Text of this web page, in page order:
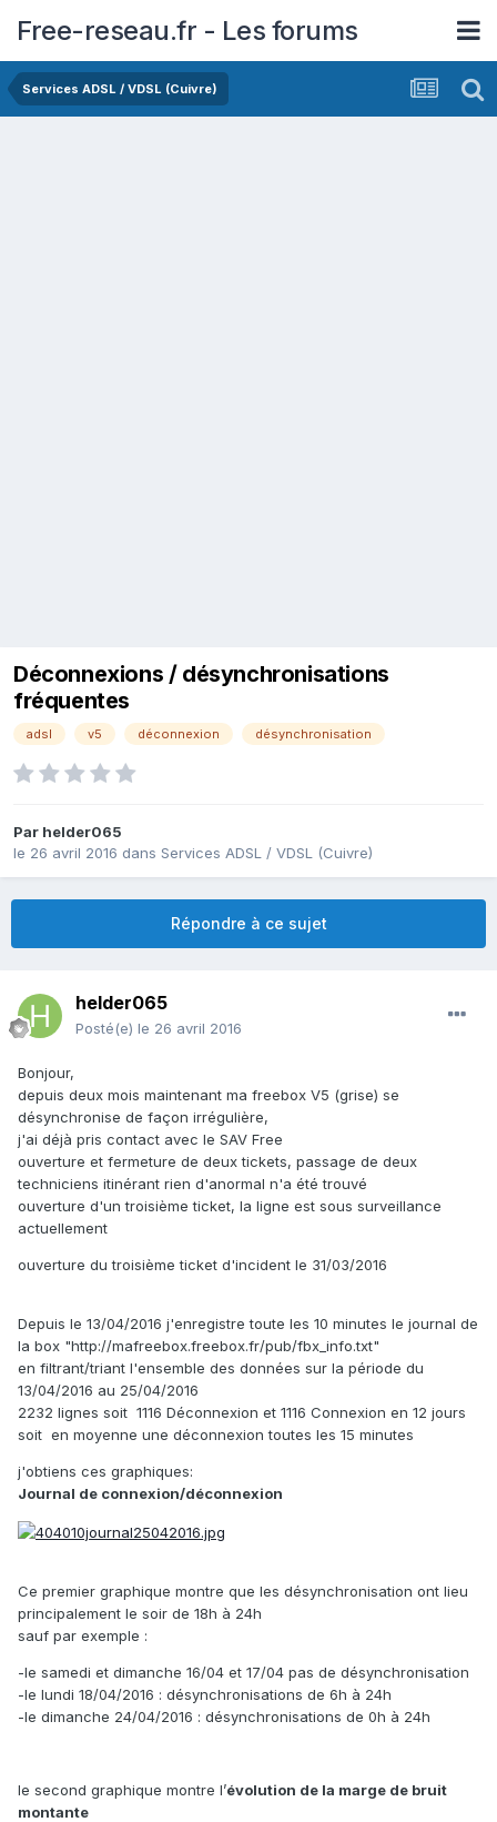
Free-reseau.fr - Les forums
Services ADSL / VDSL (Cuivre)
Déconnexions / désynchronisations
fréquentes
adsl v5 déconnexion désynchronisation
Par helder065
le 26 avril 2016 dans Services ADSL / VDSL (Cuivre)
Répondre à ce sujet
helder065
Posté(e) le 26 avril 2016
Bonjour,
depuis deux mois maintenant ma freebox V5 (grise) se
désynchronise de façon irrégulière,
j'ai déjà pris contact avec le SAV Free
ouverture et fermeture de deux tickets, passage de deux
techniciens itinérant rien d'anormal n'a été trouvé
ouverture d'un troisième ticket, la ligne est sous surveillance
actuellement
ouverture du troisième ticket d'incident le 31/03/2016
Depuis le 13/04/2016 j'enregistre toute les 10 minutes le journal de
la box "http://mafreebox.freebox.fr/pub/fbx_info.txt"
en filtrant/triant l'ensemble des données sur la période du
13/04/2016 au 25/04/2016
2232 lignes soit 1116 Déconnexion et 1116 Connexion en 12 jours
soit en moyenne une déconnexion toutes les 15 minutes
j'obtiens ces graphiques:
Journal de connexion/déconnexion
Ce premier graphique montre que les désynchronisation ont lieu
principalement le soir de 18h à 24h
sauf par exemple :
-le samedi et dimanche 16/04 et 17/04 pas de désynchronisation
-le lundi 18/04/2016 : désynchronisations de 6h à 24h
-le dimanche 24/04/2016 : désynchronisations de 0h à 24h
le second graphique montre l’évolution de la marge de bruit
montante